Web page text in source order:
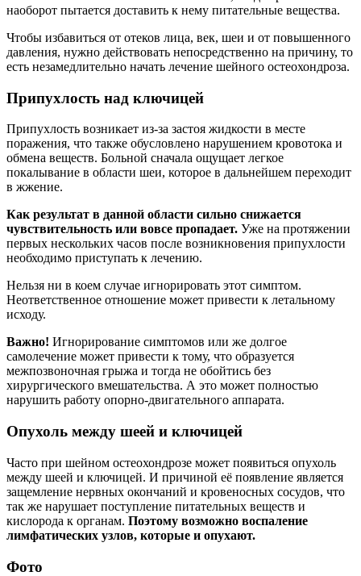
наоборот пытается доставить к нему питательные вещества.
Чтобы избавиться от отеков лица, век, шеи и от повышенного
давления, нужно действовать непосредственно на причину, то
есть незамедлительно начать лечение шейного остеохондроза.
Припухлость над ключицей
Припухлость возникает из-за застоя жидкости в месте
поражения, что также обусловлено нарушением кровотока и
обмена веществ. Больной сначала ощущает легкое
покалывание в области шеи, которое в дальнейшем переходит
в жжение.
Как результат в данной области сильно снижается
чувствительность или вовсе пропадает. Уже на протяжении
первых нескольких часов после возникновения припухлости
необходимо приступать к лечению.
Нельзя ни в коем случае игнорировать этот симптом.
Неответственное отношение может привести к летальному
исходу.
Важно! Игнорирование симптомов или же долгое
самолечение может привести к тому, что образуется
межпозвоночная грыжа и тогда не обойтись без
хирургического вмешательства. А это может полностью
нарушить работу опорно-двигательного аппарата.
Опухоль между шеей и ключицей
Часто при шейном остеохондрозе может появиться опухоль
между шеей и ключицей. И причиной её появление является
защемление нервных окончаний и кровеносных сосудов, что
так же нарушает поступление питательных веществ и
кислорода к органам. Поэтому возможно воспаление
лимфатических узлов, которые и опухают.
Фото